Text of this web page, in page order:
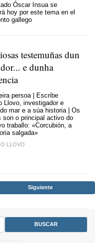
Óscar Insua se
hoy por este tema en el
gallego
testemuñas dun
e dunha
persoa | Escribe
Llovo, investigador e
mar e a súa historia | Os
son o principal activo do
traballo: «Corcubión, a
salgada»
LLOVO
Siguiente